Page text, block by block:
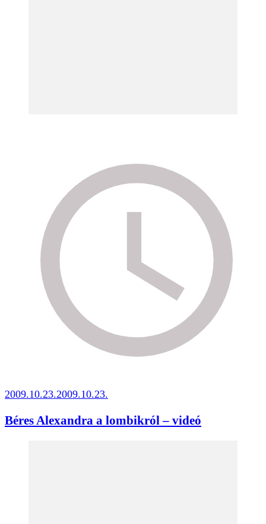
2009.10.23.2009.10.23.
Béres Alexandra a lombikról – videó